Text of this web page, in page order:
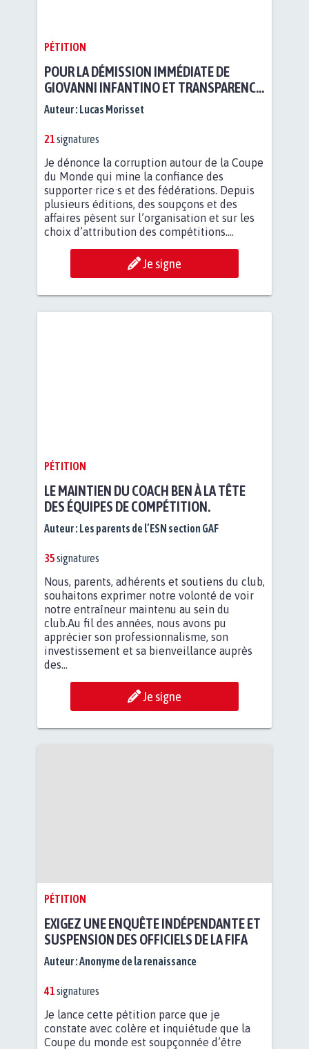
PÉTITION
POUR LA DÉMISSION IMMÉDIATE DE
GIOVANNI INFANTINO ET TRANSPARENCE
FIFA
Auteur : Lucas Morisset
21signatures
Je dénonce la corruption autour de la Coupe
du Monde qui mine la confiance des
supporter·rice·s et des fédérations. Depuis
plusieurs éditions, des soupçons et des
affaires pèsent sur l’organisation et sur les
choix d’attribution des compétitions....
Je signe
PÉTITION
LE MAINTIEN DU COACH BEN À LA TÊTE
DES ÉQUIPES DE COMPÉTITION.
Auteur : Les parents de l’ESN section GAF
35signatures
Nous, parents, adhérents et soutiens du club,
souhaitons exprimer notre volonté de voir
notre entraîneur maintenu au sein du
club.Au fil des années, nous avons pu
apprécier son professionnalisme, son
investissement et sa bienveillance auprès
des...
Je signe
PÉTITION
EXIGEZ UNE ENQUÊTE INDÉPENDANTE ET
SUSPENSION DES OFFICIELS DE LA FIFA
Auteur :Anonyme de la renaissance
41signatures
Je lance cette pétition parce que je
constate avec colère et inquiétude que la
Coupe du monde est soupçonnée d’être